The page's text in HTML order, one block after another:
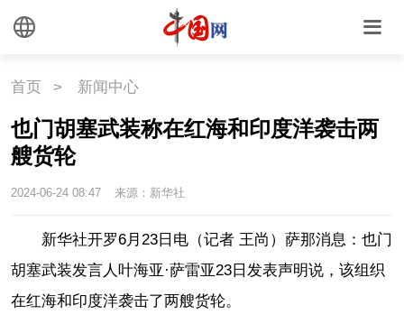
联盟
首页 > 新闻中心
也门胡塞武装称在红海和印度洋袭击两
艘货轮
2024-06-24 08:47 来源：新华社
新华社开罗6月23日电（记者 王尚）萨那消息：也门
胡塞武装发言人叶海亚·萨雷亚23日发表声明说，该组织
在红海和印度洋袭击了两艘货轮。